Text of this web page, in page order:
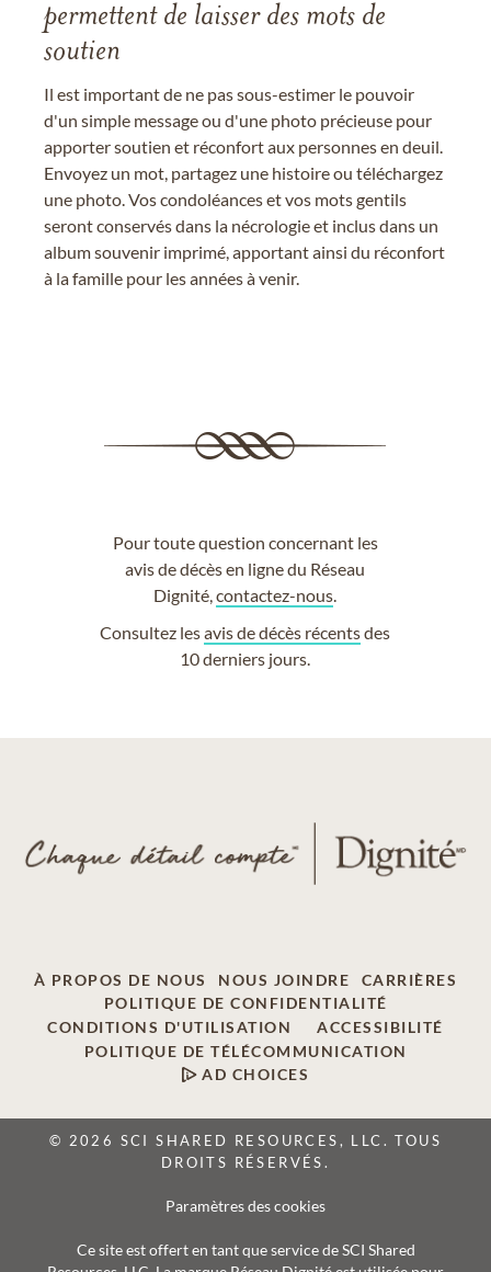
permettent de laisser des mots de
soutien
Il est important de ne pas sous-estimer le pouvoir
d'un simple message ou d'une photo précieuse pour
apporter soutien et réconfort aux personnes en deuil.
Envoyez un mot, partagez une histoire ou téléchargez
une photo. Vos condoléances et vos mots gentils
seront conservés dans la nécrologie et inclus dans un
album souvenir imprimé, apportant ainsi du réconfort
à la famille pour les années à venir.
Pour toute question concernant les
avis de décès en ligne du Réseau
Dignité,contactez-nous
Consultez lesavis de décès récentsdes
10 derniers jours.
À PROPOS DE NOUS NOUS JOINDRE
CARRIÈRES
POLITIQUE DE CONFIDENTIALITÉ
CONDITIONS D'UTILISATION
ACCESSIBILITÉ
POLITIQUE DE TÉLÉCOMMUNICATION
AD CHOICES
© 2026 SCI SHARED RESOURCES, LLC. TOUS
DROITS RÉSERVÉS.
Paramètres des cookies
Ce site est offert en tant que service de SCI Shared